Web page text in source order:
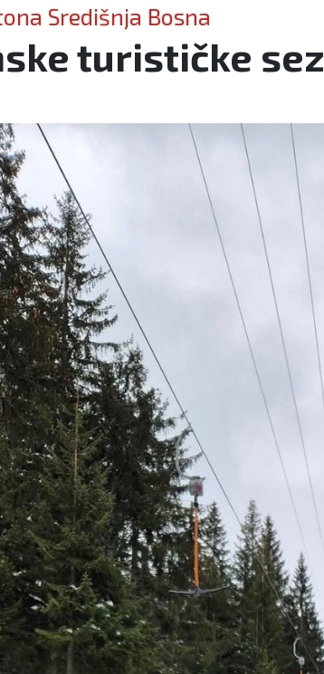
Središnja Bosna
turističke